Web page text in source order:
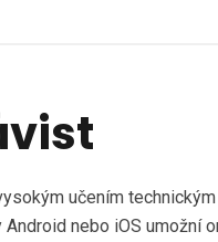
učením
nebo iOS umožní